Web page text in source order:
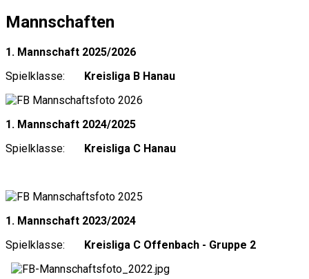
Mannschaften
1. Mannschaft 2025/2026
Spielklasse:
Kreisliga B Hanau
1. Mannschaft 2024/2025
Spielklasse:
Kreisliga C Hanau
1. Mannschaft 2023/2024
Spielklasse:
Kreisliga C Offenbach - Gruppe 2